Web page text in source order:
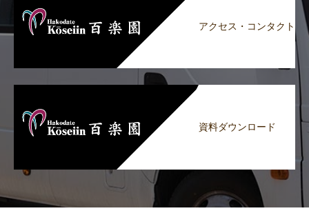
アクセス・コンタクト
資料ダウンロード